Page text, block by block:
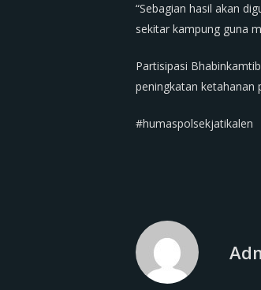
“Sebagian hasil akan
sekitar kampung guna
Partisipasi
peningkatan ketahanan
#humaspolsekjatikalen